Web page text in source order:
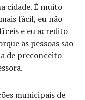
cidade. É muito
fácil, eu não
e eu acredito
as pessoas são
de preconceito
municipais de